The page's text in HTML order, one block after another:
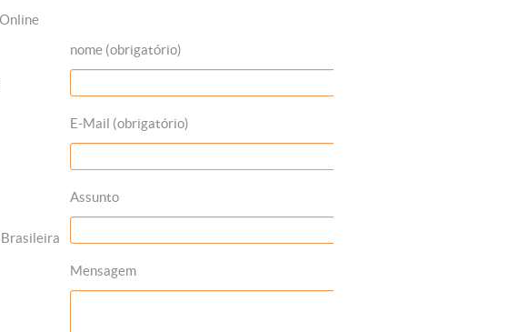
Brasileira
nome (obrigatório)
E-Mail (obrigatório)
Assunto
Mensagem